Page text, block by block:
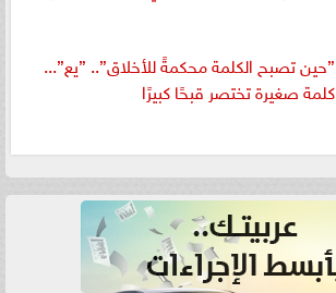
”حين تصبح الكلمة محكمةً للأخلاق”.. ”يع”...
كلمة صغيرة تختصر قبحًا كبيرًا